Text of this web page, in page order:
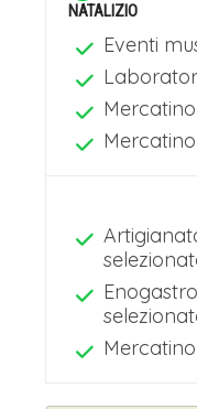
NATALIZIO
Eventi